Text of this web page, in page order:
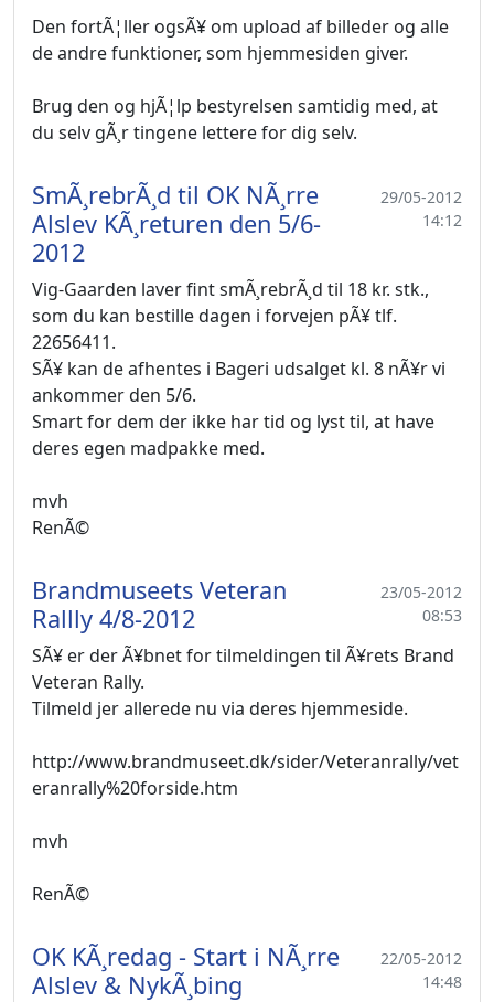
Den fortÃ¦ller ogsÃ¥ om upload af billeder og alle
de andre funktioner, som hjemmesiden giver.
Brug den og hjÃ¦lp bestyrelsen samtidig med, at
du selv gÃ¸r tingene lettere for dig selv.
SmÃ¸rebrÃ¸d til OK NÃ¸rre
Alslev KÃ¸returen den 5/6-
2012
29/05-2012
14:12
Vig-Gaarden laver fint smÃ¸rebrÃ¸d til 18 kr. stk.,
som du kan bestille dagen i forvejen pÃ¥ tlf.
22656411.
SÃ¥ kan de afhentes i Bageri udsalget kl. 8 nÃ¥r vi
ankommer den 5/6.
Smart for dem der ikke har tid og lyst til, at have
deres egen madpakke med.
mvh
RenÃ©
Brandmuseets Veteran
Rallly 4/8-2012
23/05-2012
08:53
SÃ¥ er der Ã¥bnet for tilmeldingen til Ã¥rets Brand
Veteran Rally.
Tilmeld jer allerede nu via deres hjemmeside.
http://www.brandmuseet.dk/sider/Veteranrally/vet
eranrally%20forside.htm
mvh
RenÃ©
OK KÃ¸redag - Start i NÃ¸rre
Alslev & NykÃ¸bing
22/05-2012
14:48